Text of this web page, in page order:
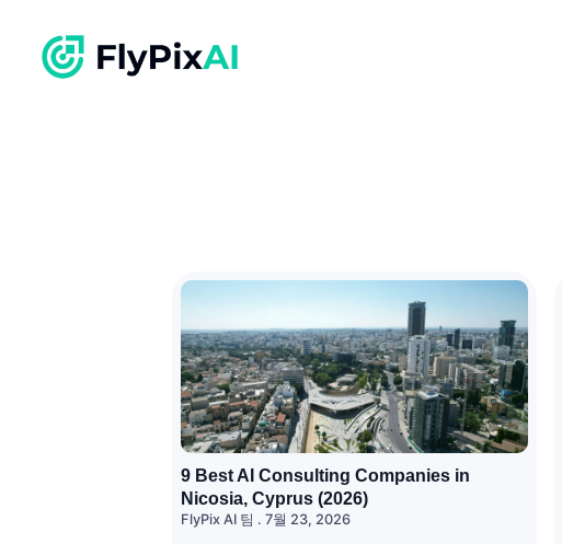
9 Best AI Consulting Companies in
Nicosia, Cyprus (2026)
FlyPix AI 팀 7월 23, 2026